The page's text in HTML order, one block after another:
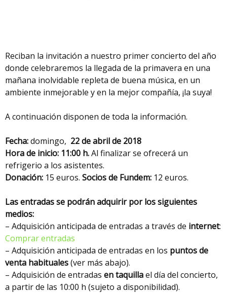
Reciban la invitación a nuestro primer concierto del año
donde celebraremos la llegada de la primavera en una
mañana inolvidable repleta de buena música, en un
ambiente inmejorable y en la mejor compañía, ¡la suya!
A continuación disponen de toda la información.
Fecha:domingo, 22de abril de 2018
Hora de inicio: 11:00 h.Al finalizar se ofrecerá un
refrigerio a los asistentes.
Donación: 15 euros. Socios de Fundem: 12 euros.
Las entradas se podrán adquirir por los siguientes
medios:
– Adquisición anticipada de entradas a través de internet:
Comprar entradas
– Adquisición anticipada de entradas en los puntos de
venta habituales(ver más abajo).
– Adquisición de entradas en taquillael día del concierto,
a partir de las 10:00 h (sujeto a disponibilidad).